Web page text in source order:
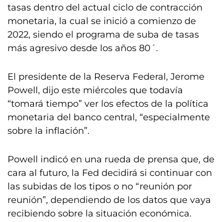
tasas dentro del actual ciclo de contracción
monetaria, la cual se inició a comienzo de
2022, siendo el programa de suba de tasas
más agresivo desde los años 80´.
El presidente de la Reserva Federal, Jerome
Powell, dijo este miércoles que todavía
“tomará tiempo” ver los efectos de la política
monetaria del banco central, “especialmente
sobre la inflación”.
Powell indicó en una rueda de prensa que, de
cara al futuro, la Fed decidirá si continuar con
las subidas de los tipos o no “reunión por
reunión”, dependiendo de los datos que vaya
recibiendo sobre la situación económica.